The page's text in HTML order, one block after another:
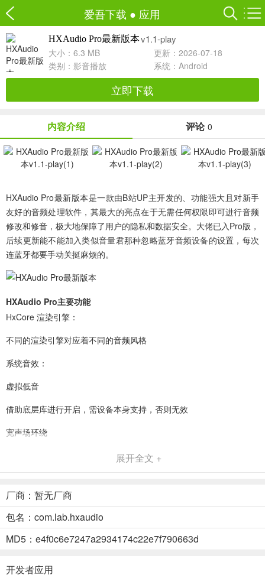
爱吾下载 ● 应用
HXAudio Pro最新版本v1.1-play
大小：6.3 MB
更新：2026-07-18
类别： 影音播放 系统：Android
立即下载
内容介绍 评论 0
HXAudio Pro最新版本是一款由B站UP主开发的、功能强大且对新手
友好的音频处理软件，其最大的亮点在于无需任何权限即可进行音频
修改和修音，极大地保障了用户的隐私和数据安全。大佬已入Pro版，
后续更新能不能加入类似音量君那种忽略蓝牙音频设备的设置，每次
连蓝牙都要手动关挺麻烦的。
HXAudio Pro主要功能
HxCore 渲染引擎：
不同的渲染引擎对应着不同的音频风格
系统音效：
虚拟低音
借助底层库进行开启，需设备本身支持，否则无效
宽声场环绕
借助底层库进行开启，需设备本身支持，否则无效
无损的音频放大
尽可能无损地进行音频增益，效果取决于你的扬声器素质，不保证最
大音量下无损程度。
展开全文 +
厂商：暂无厂商
包名：com.lab.hxaudio
MD5：e4f0c6e7247a2934174c22e7f790663d
开发者应用